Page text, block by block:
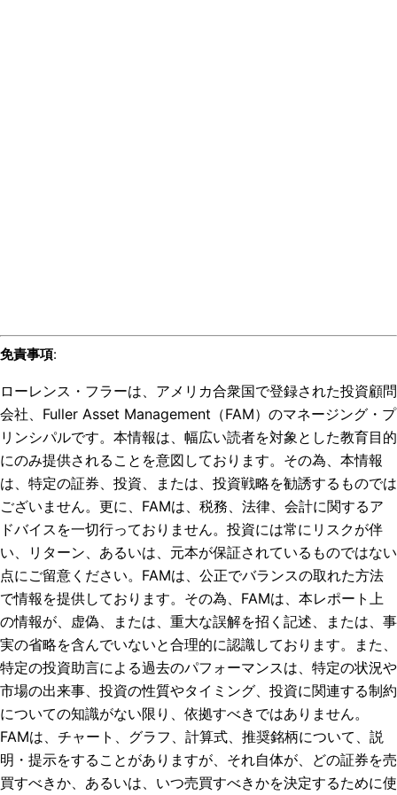
免責事項:
ローレンス・フラーは、アメリカ合衆国で登録された投資顧問
会社、Fuller Asset Management（FAM）のマネージング・プ
リンシパルです。本情報は、幅広い読者を対象とした教育目的
にのみ提供されることを意図しております。その為、本情報
は、特定の証券、投資、または、投資戦略を勧誘するものでは
ございません。更に、FAMは、税務、法律、会計に関するア
ドバイスを一切行っておりません。投資には常にリスクが伴
い、リターン、あるいは、元本が保証されているものではない
点にご留意ください。FAMは、公正でバランスの取れた方法
で情報を提供しております。その為、FAMは、本レポート上
の情報が、虚偽、または、重大な誤解を招く記述、または、事
実の省略を含んでいないと合理的に認識しております。また、
特定の投資助言による過去のパフォーマンスは、特定の状況や
市場の出来事、投資の性質やタイミング、投資に関連する制約
についての知識がない限り、依拠すべきではありません。
FAMは、チャート、グラフ、計算式、推奨銘柄について、説
明・提示をすることがありますが、それ自体が、どの証券を売
買すべきか、あるいは、いつ売買すべきかを決定するために使